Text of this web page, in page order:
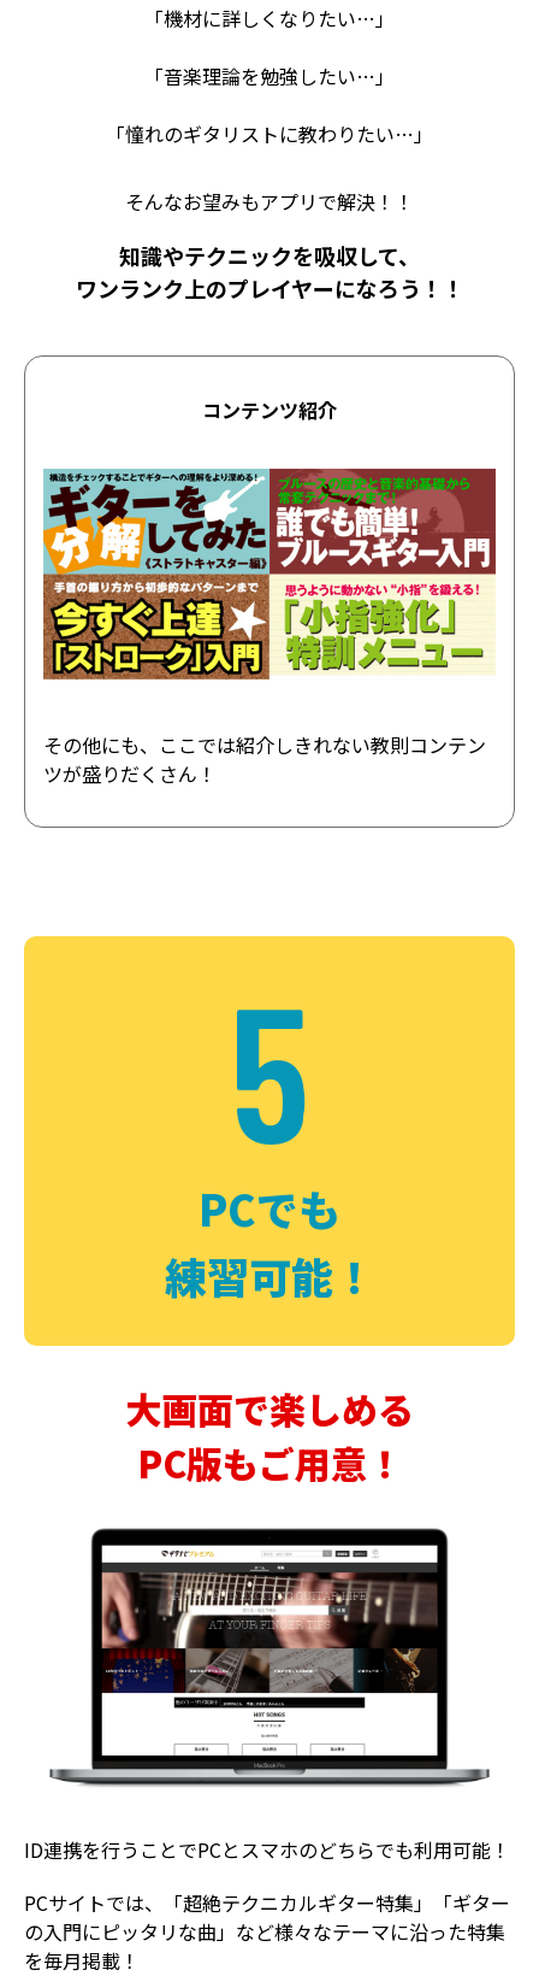
「機材に詳しくなりたい…」
「音楽理論を勉強したい…」
「憧れのギタリストに教わりたい…」
そんなお望みもアプリで解決！！
知識やテクニックを吸収して、
ワンランク上のプレイヤーになろう！！
コンテンツ紹介
その他にも、ここでは紹介しきれない教則コンテン
ツが盛りだくさん！
5
PCでも
練習可能！
大画面で楽しめる
PC版もご用意！
ID連携を行うことでPCとスマホのどちらでも利用可能！
PCサイトでは、「超絶テクニカルギター特集」「ギター
の入門にピッタリな曲」など様々なテーマに沿った特集
を毎月掲載！